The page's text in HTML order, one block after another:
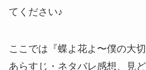
てください♪
ここでは『蝶よ花よ〜僕の大
あらすじ・ネタバレ感想、見